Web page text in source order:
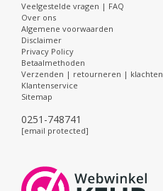
Veelgestelde vragen | FAQ
Over ons
Algemene voorwaarden
Disclaimer
Privacy Policy
Betaalmethoden
Verzenden | retourneren | klachten
Klantenservice
Sitemap
0251-748741
[email protected]